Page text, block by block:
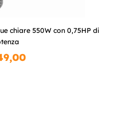
chiare 550W con 0,75HP di